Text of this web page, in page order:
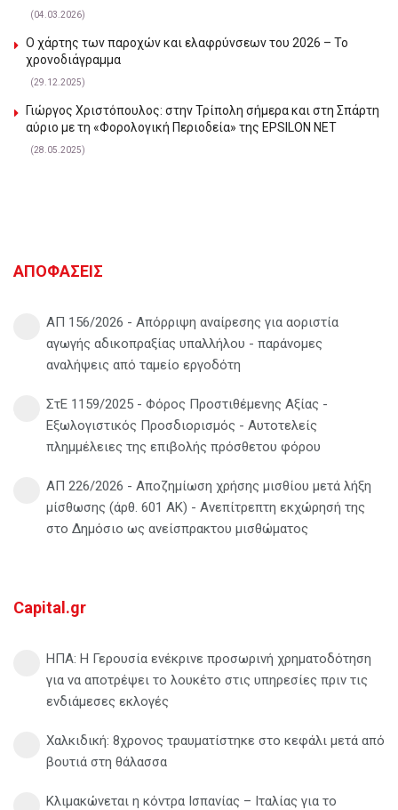
(04.03.2026)
Ο χάρτης των παροχών και ελαφρύνσεων του 2026 – Το
χρονοδιάγραμμα
(29.12.2025)
Γιώργος Χριστόπουλος: στην Τρίπολη σήμερα και στη Σπάρτη
αύριο με τη «Φορολογική Περιοδεία» της EPSILON NET
(28.05.2025)
ΑΠΟΦΑΣΕΙΣ
ΑΠ 156/2026 - Απόρριψη αναίρεσης για αοριστία
αγωγής αδικοπραξίας υπαλλήλου - παράνομες
αναλήψεις από ταμείο εργοδότη
ΣτΕ 1159/2025 - Φόρος Προστιθέμενης Αξίας -
Εξωλογιστικός Προσδιορισμός - Αυτοτελείς
πλημμέλειες της επιβολής πρόσθετου φόρου
ΑΠ 226/2026 - Αποζημίωση χρήσης μισθίου μετά λήξη
μίσθωσης (άρθ. 601 ΑΚ) - Ανεπίτρεπτη εκχώρησή της
στο Δημόσιο ως ανείσπρακτου μισθώματος
Capital.gr
ΗΠΑ: Η Γερουσία ενέκρινε προσωρινή χρηματοδότηση
για να αποτρέψει το λουκέτο στις υπηρεσίες πριν τις
ενδιάμεσες εκλογές
Χαλκιδική: 8χρονος τραυματίστηκε στο κεφάλι μετά από
βουτιά στη θάλασσα
Κλιμακώνεται η κόντρα Ισπανίας – Ιταλίας για το